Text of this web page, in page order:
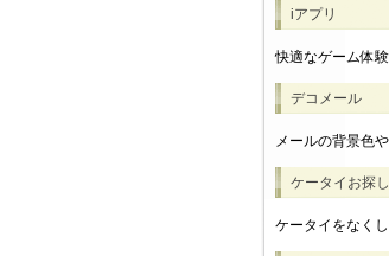
iアプリ
快適なゲーム体
デコメール
メールの背景色
ケータイお探し
ケータイをなく